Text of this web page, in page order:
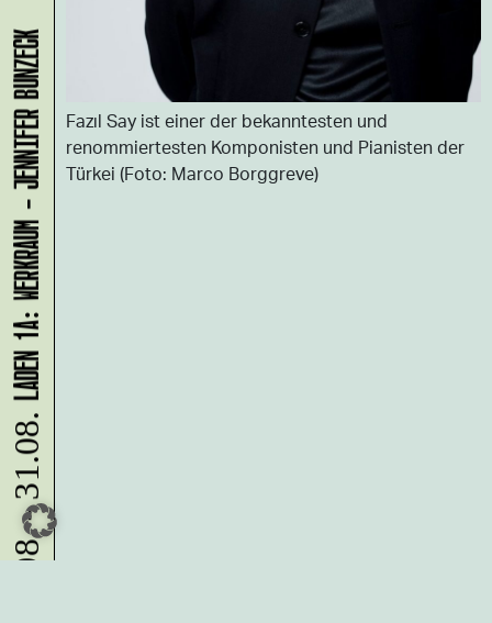
Fazıl Say ist einer der bekanntesten und
renommiertesten Komponisten und Pianisten der
Türkei (Foto: Marco Borggreve)
10.08. - 31.08.
LADEN 1A: WERKRAUM - JENNIFER BUNZECK